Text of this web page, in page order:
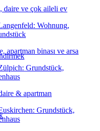
daire ve çok aileli ev
binası ve arsa
& apartman